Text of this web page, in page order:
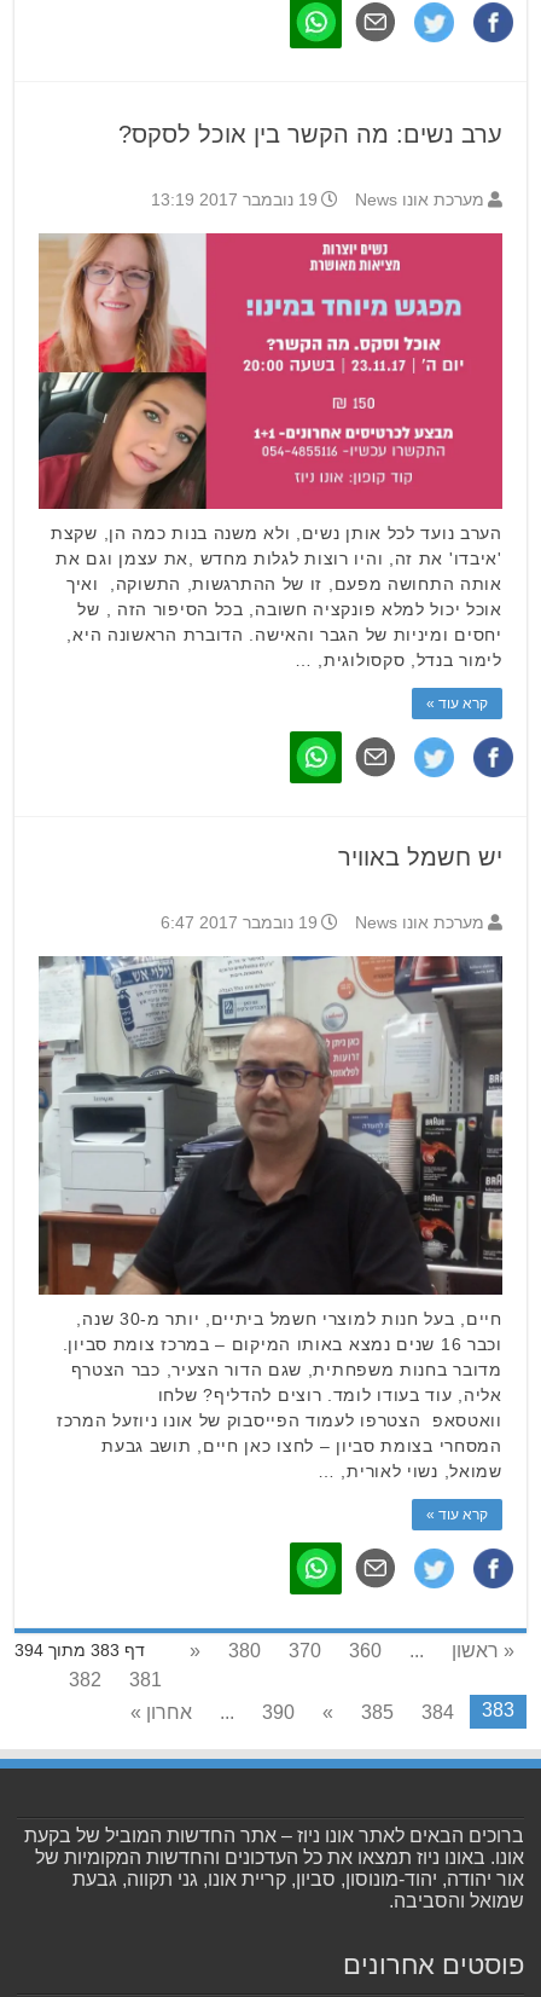
ערב נשים: מה הקשר בין אוכל לסקס?
מערכת אונו News 19 נובמבר 2017 13:19
הערב נועד לכל אותן נשים, ולא משנה בנות כמה הן, שקצת
'איבדו' את זה, והיו רוצות לגלות מחדש ,את עצמן וגם את
אותה התחושה מפעם, זו של ההתרגשות, התשוקה, ואיך
אוכל יכול למלא פונקציה חשובה, בכל הסיפור הזה , של
יחסים ומיניות של הגבר והאישה. הדוברת הראשונה היא,
לימור בנדל, סקסולוגית, …
קרא עוד »
יש חשמל באוויר
מערכת אונו News 19 נובמבר 2017 6:47
חיים, בעל חנות למוצרי חשמל ביתיים, יותר מ-30 שנה,
וכבר 16 שנים נמצא באותו המיקום – במרכז צומת סביון.
מדובר בחנות משפחתית, שגם הדור הצעיר, כבר הצטרף
אליה, עוד בעודו לומד. רוצים להדליף? שלחו
וואטסאפ הצטרפו לעמוד הפייסבוק של אונו ניוזעל המרכז
המסחרי בצומת סביון – לחצו כאן חיים, תושב גבעת
שמואל, נשוי לאורית, …
קרא עוד »
דף 383 מתוך 394 « ראשון ...
360
370
380
«
381
382
383
384
385
»
390
... אחרון »
ברוכים הבאים לאתר אונו ניוז – אתר החדשות המוביל של בקעת
אונו. באונו ניוז תמצאו את כל העדכונים והחדשות המקומיות של
אור יהודה, יהוד-מונוסון, סביון, קריית אונו, גני תקווה, גבעת
שמואל והסביבה.
פוסטים אחרונים